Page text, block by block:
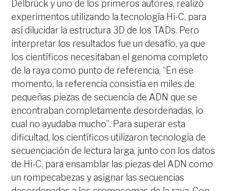
Delbrück y uno de los primeros autores, realizó
experimentos utilizando la tecnología Hi-C, para
así dilucidar la estructura 3D de los TADs. Pero
interpretar los resultados fue un desafío, ya que
los científicos necesitaban el genoma completo
de la raya como punto de referencia. “En ese
momento, la referencia consistía en miles de
pequeñas piezas de secuencia de ADN que se
encontraban completamente desordenadas, lo
cual no ayudaba mucho”. Para superar esta
dificultad, los científicos utilizaron tecnología de
secuenciación de lectura larga, junto con los datos
de Hi-C, para ensamblar las piezas del ADN como
un rompecabezas y asignar las secuencias